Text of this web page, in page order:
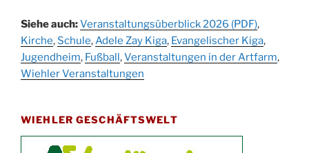
13.09.
Stadtteilhaus um 14:00 Uhr
19.09.
Schlagerabend im Stadtteilhaus
Drabenderhöhe
Kinderbibeltag im Ev. Gemeindehaus von 10-
12 Uhr
Siehe auch:Veranstaltungsüberblick 2026 (PDF),
Kirche, Schule,Adele Zay Kiga, Evangelischer Kiga,
Jugendheim, Fußball,Veranstaltungen in der Artfarm,
Wiehler Veranstaltungen
WIEHLER GESCHÄFTSWELT